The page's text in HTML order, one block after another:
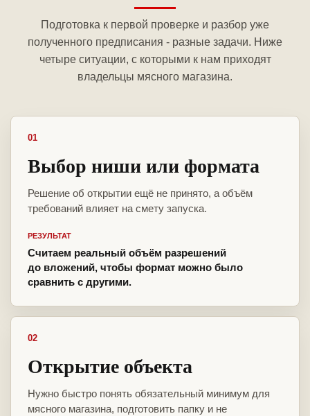
Подготовка к первой проверке и разбор уже
полученного предписания - разные задачи. Ниже
четыре ситуации, с которыми к нам приходят
владельцы мясного магазина.
01
Выбор ниши или формата
Решение об открытии ещё не принято, а объём
требований влияет на смету запуска.
РЕЗУЛЬТАТ
Считаем реальный объём разрешений
до вложений, чтобы формат можно было
сравнить с другими.
02
Открытие объекта
Нужно быстро понять обязательный минимум для
мясного магазина, подготовить папку и не